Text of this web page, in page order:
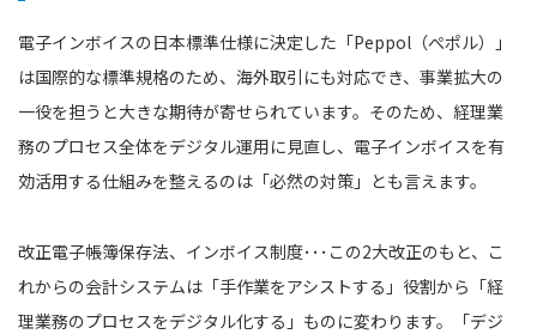
電子インボイスの日本標準仕様に決定した「Peppol（ぺポル）」
は国際的な標準規格のため、海外取引にも対応でき、事業拡大の
一役を担うと大きな期待が寄せられています。そのため、経理業
務のプロセス全体をデジタル運用に見直し、電子インボイスを有
効活用する仕組みを整えるのは「必然の対策」とも言えます。
改正電子帳簿保存法、インボイス制度･･･この2大改正のもと、こ
れからの会計システムは「手作業をアシストする」役割から「経
理業務のプロセスをデジタル化する」ものに変わります。「デジ